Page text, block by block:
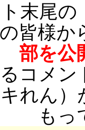
末尾の
皆様か
部を公
コメン
れん
もっ